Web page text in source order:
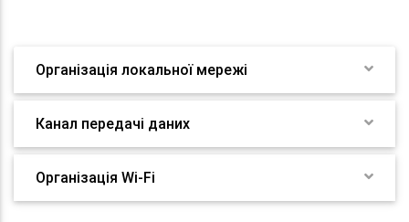
Організація локальної мережі
Канал передачі даних
Організація Wi-Fi